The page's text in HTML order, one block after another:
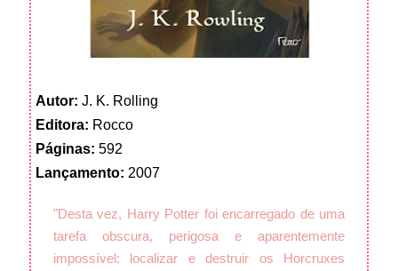
Autor: J. K. Rolling
Editora: Rocco
Páginas: 592
Lançamento: 2007
"Desta vez, Harry Potter foi encarregado de uma
tarefa obscura, perigosa e aparentemente
impossível: localizar e destruir os Horcruxes